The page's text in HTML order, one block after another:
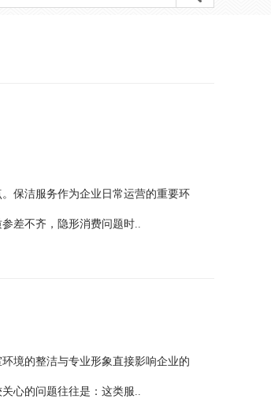
保洁服务作为企业日常运营的重要环
差不齐，隐形消费问题时..
境的整洁与专业形象直接影响企业的
心的问题往往是：这类服..